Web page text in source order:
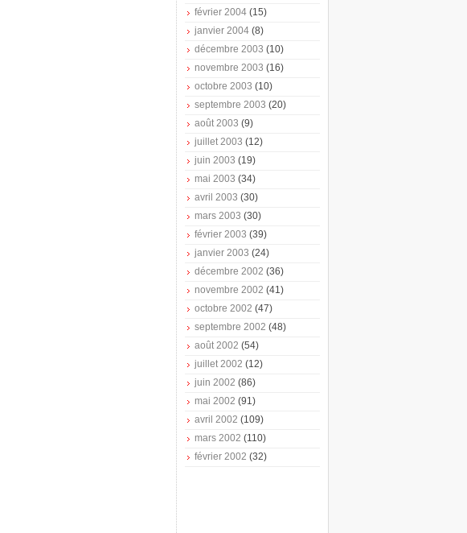
février 2004 (15)
janvier 2004 (8)
décembre 2003 (10)
novembre 2003 (16)
octobre 2003 (10)
septembre 2003 (20)
août 2003 (9)
juillet 2003 (12)
juin 2003 (19)
mai 2003 (34)
avril 2003 (30)
mars 2003 (30)
février 2003 (39)
janvier 2003 (24)
décembre 2002 (36)
novembre 2002 (41)
octobre 2002 (47)
septembre 2002 (48)
août 2002 (54)
juillet 2002 (12)
juin 2002 (86)
mai 2002 (91)
avril 2002 (109)
mars 2002 (110)
février 2002 (32)